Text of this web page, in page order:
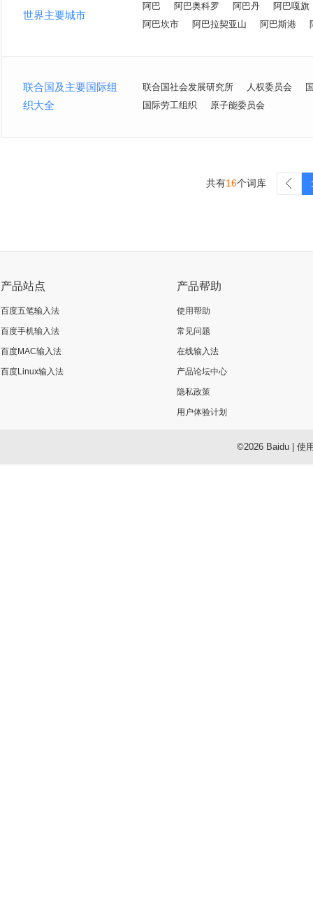
世界主要城市
阿巴 阿巴奥科罗 阿巴丹
阿巴嘎旗
阿巴坎市
阿巴拉契亚山 阿巴斯港
联合国及主要国际组
织大全
联合国社会发展研究所 人权委员会
国际劳工组织
原子能委员会
共有16个词库
产品站点
百度五笔输入法
百度手机输入法
百度MAC输入法
百度Linux输入法
产品帮助
使用帮助
常见问题
在线输入法
产品论坛中心
隐私政策
用户体验计划
©2026 Baidu| 使